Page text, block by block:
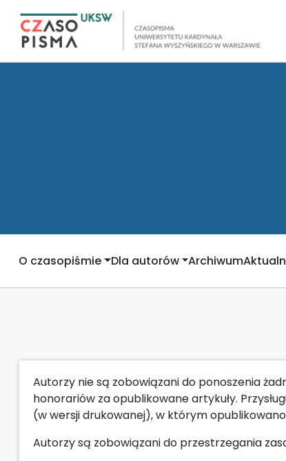
O czasopiśmie Dla autorów Archiwum
Autorzy nie są zobowiązani do ponoszenia
honorariów za opublikowane artykuły.
(w wersji drukowanej), w którym
Autorzy są zobowiązani do przestrzegania